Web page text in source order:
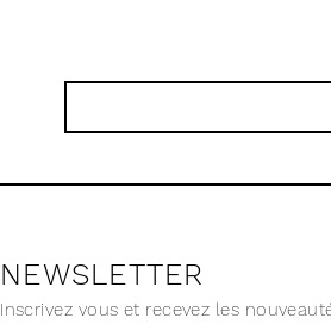
NEWSLETTER
Inscrivez vous et recevez les